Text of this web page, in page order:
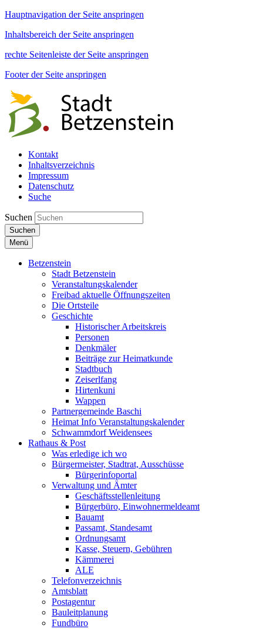
Hauptnavigation der Seite anspringen
Inhaltsbereich der Seite anspringen
rechte Seitenleiste der Seite anspringen
Footer der Seite anspringen
Kontakt
Inhaltsverzeichnis
Impressum
Datenschutz
Suche
Suchen
Suchen
Menü
Betzenstein
Stadt Betzenstein
Veranstaltungskalender
Freibad aktuelle Öffnungszeiten
Die Ortsteile
Geschichte
Historischer Arbeitskreis
Personen
Denkmäler
Beiträge zur Heimatkunde
Stadtbuch
Zeiserlfang
Hirtenkuni
Wappen
Partnergemeinde Baschi
Heimat Info Veranstaltungskalender
Schwammdorf Weidensees
Rathaus & Post
Was erledige ich wo
Bürgermeister, Stadtrat, Ausschüsse
Bürgerinfoportal
Verwaltung und Ämter
Geschäftsstellenleitung
Bürgerbüro, Einwohnermeldeamt
Bauamt
Passamt, Standesamt
Ordnungsamt
Kasse, Steuern, Gebühren
Kämmerei
ALE
Telefonverzeichnis
Amtsblatt
Postagentur
Bauleitplanung
Fundbüro